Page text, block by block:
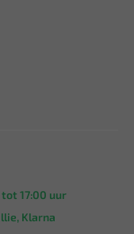
17:00 uur
Klarna